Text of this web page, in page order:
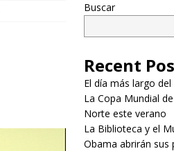
Buscar
Recent
El día más largo del
La Copa Mundial
Norte este verano
La Biblioteca y el
Obama abrirán sus